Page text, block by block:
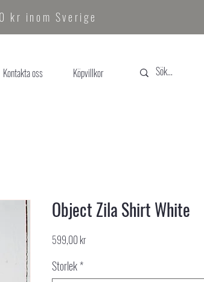
kr inom Sverige
Kontakta oss Köpvillkor
Object Zila Shirt White
599,00 krPris
Storlek*